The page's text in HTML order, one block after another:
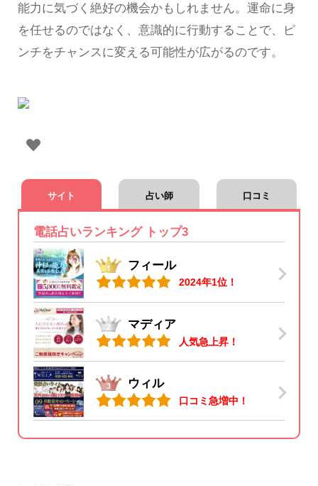
能力に気づく絶好の機会かもしれません。運命に身
を任せるのではなく、意識的に行動することで、ピ
ンチをチャンスに変える可能性が広がるのです。
サイト 占い師 口コミ
電話占いランキング トップ3
フィール
2024年1位！
マディア
人気急上昇！
ウィル
口コミ急増中！